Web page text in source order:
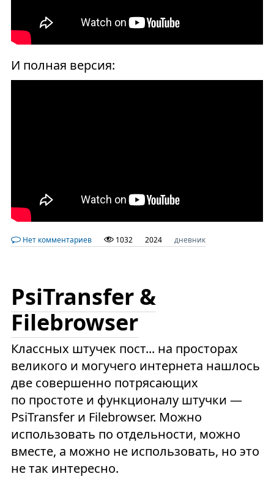
И полная версия:
Нет комментариев 1032 2024 дневник
PsiTransfer &
Filebrowser
Классных штучек пост... на просторах
великого и могучего интернета нашлось
две совершенно потрясающих
по простоте и функционалу штучки —
PsiTransfer и Filebrowser. Можно
использовать по отдельности, можно
вместе, а можно не использовать, но это
не так интересно.